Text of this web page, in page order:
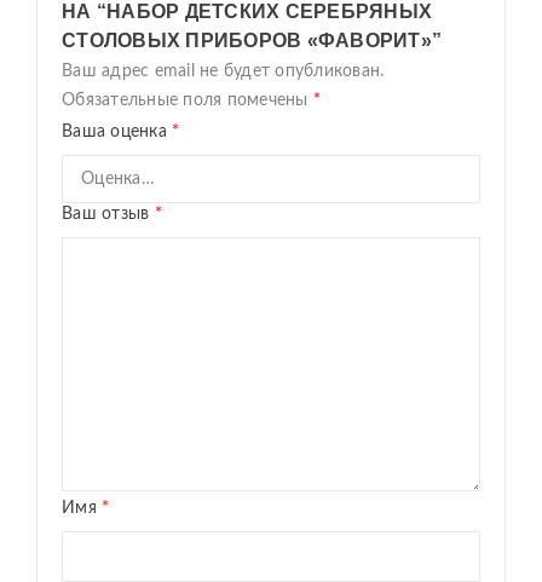
НА “НАБОР ДЕТСКИХ СЕРЕБРЯНЫХ
СТОЛОВЫХ ПРИБОРОВ «ФАВОРИТ»”
Ваш адрес email не будет опубликован.
Обязательные поля помечены *
Ваша оценка *
Ваш отзыв *
Имя *